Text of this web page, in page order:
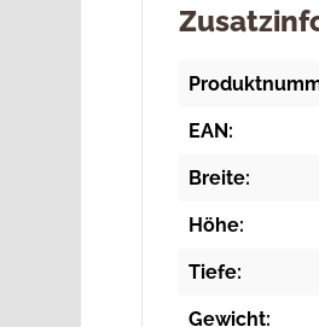
EAN:
Breite:
Höhe:
Tiefe:
Gewicht: